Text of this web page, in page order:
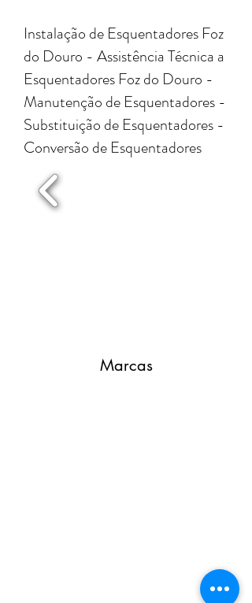
Instalação de Esquentadores Foz
do Douro - Assistência Técnica a
Esquentadores Foz do Douro -
Manutenção de Esquentadores -
Substituição de Esquentadores -
Conversão de Esquentadores
Marcas